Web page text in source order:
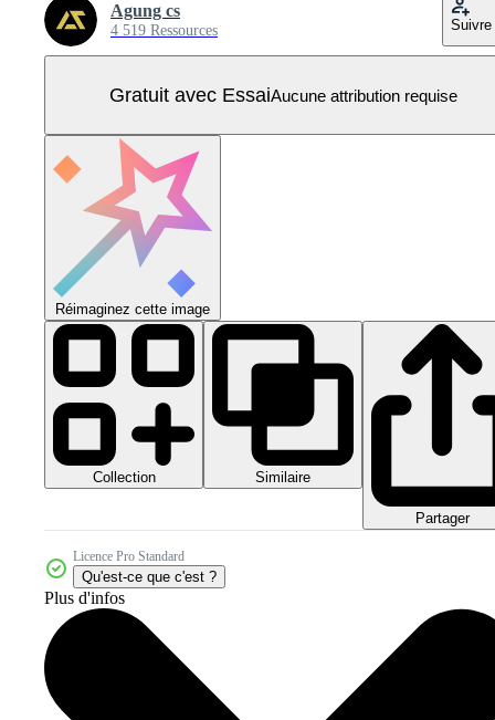
Agung cs
4 519 Ressources Suivre
Gratuit avec EssaiAucune attribution requise
Réimaginez cette image
Collection Similaire
Partager
Licence Pro Standard
Qu'est-ce que c'est ?
Plus d'infos